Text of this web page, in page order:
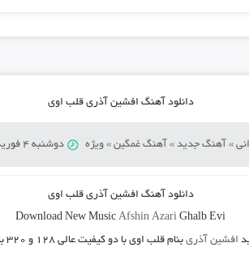
دانلود آهنگ افشین آذری قلب اوی
» آهنگ جدید» آهنگ غمگین» ویژه دوشنبه 4 فوریه 2019
دانلود آهنگ افشین آذری قلب اوی
Download New MusicAfshin Azari Ghalb Evi
افشین آذری بنام قلب اویبا دو کیفیت عالی ۱۲۸ و ۳۲۰ به همراه متن آهنگ